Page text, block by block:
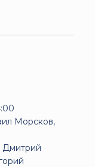
Морсков,
Дмитрий